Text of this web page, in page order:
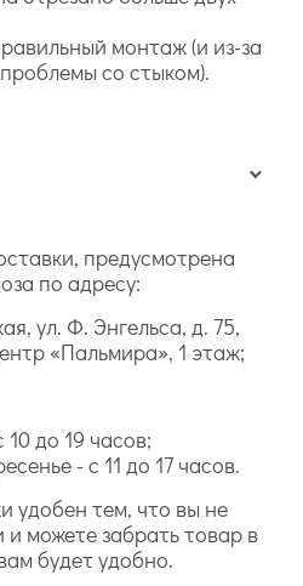
монтаж (и из-за
со стыком).
предусмотрена
по адресу:
ул. Ф. Энгельса, д. 75,
«Пальмира», 1 этаж;
до 19 часов;
- с 11 до 17 часов.
удобен тем, что вы не
можете забрать товар в
будет удобно.